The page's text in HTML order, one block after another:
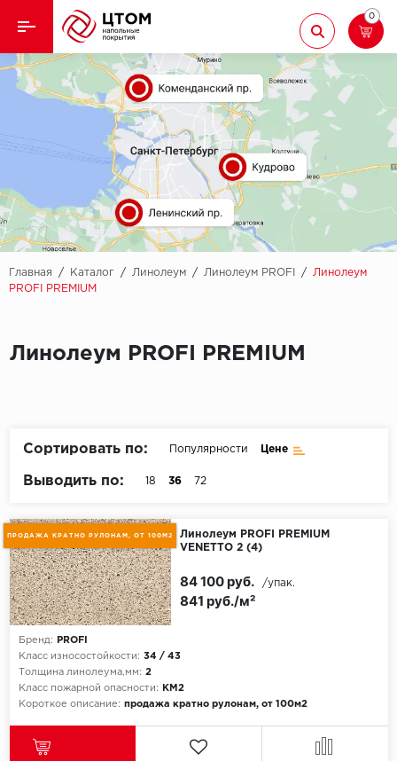
Назад
Кварцвиниловая плитка
Назад
Aberhof
Adelar
Alfa
AllureFloor
Alpine floor
Arbiton
CronaFloor
Dolce Flooring
Ламинат
Ковролин
Линолеум
Паркет
Плинтус
0
Главная / Каталог / Линолеум / Линолеум PROFI /
Линолеум
PROFI PREMIUM
Линолеум PROFI PREMIUM
Сортировать по: Популярности Цене
Выводить по: 18 36 72
ПРОДАЖА КРАТНО РУЛОНАМ, ОТ 100М2
Линолеум PROFI PREMIUM
VENETTO 2 (4)
Бренд:
PROFI
Класс износостойкости: 34 / 43
Толщина линолеума,мм: 2
Класс пожарной опасности:
КМ2
Короткое описание: продажа кратно рулонам, от 100м2
841 руб./м²
84 100 руб. /упак.